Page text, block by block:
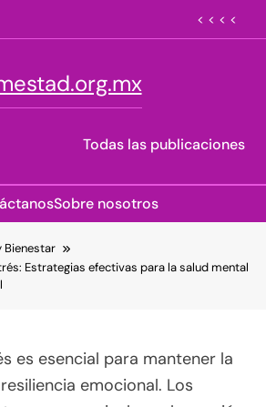
< < < <
Todas las publicaciones
Sobre nosotros
Bienestar
Estrategias efectivas para la salud mental
es esencial para mantener la
emocional. Los